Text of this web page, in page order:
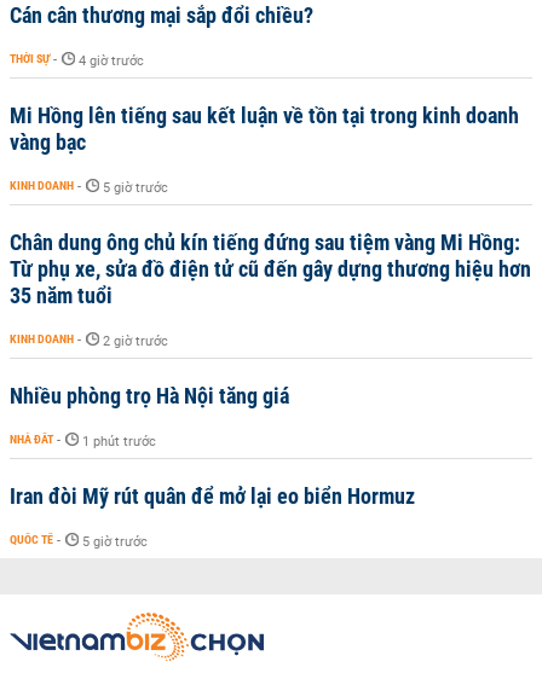
Cán cân thương mại sắp đổi chiều?
THỜI SỰ - 4 giờ trước
Mi Hồng lên tiếng sau kết luận về tồn tại trong kinh doanh
vàng bạc
KINH DOANH - 5 giờ trước
Chân dung ông chủ kín tiếng đứng sau tiệm vàng Mi Hồng:
Từ phụ xe, sửa đồ điện tử cũ đến gây dựng thương hiệu hơn
35 năm tuổi
KINH DOANH - 2 giờ trước
Nhiều phòng trọ Hà Nội tăng giá
NHÀ ĐẤT - 1 phút trước
Iran đòi Mỹ rút quân để mở lại eo biển Hormuz
QUỐC TẾ - 5 giờ trước